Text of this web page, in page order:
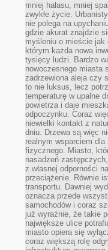
mniej hałasu, mniej
zwykłe życie.
nie polega na
gdzie akurat znajdzie
myśleniu o mieście jak
którym każda nowa
tysięcy ludzi. Bardzo
nowoczesnego miasta
zadrzewiona aleja czy
to nie luksus, lecz
temperaturę w upalne
powietrza i daje
odpoczynku. Coraz
niewielki kontakt z
dniu. Drzewa są więc
realnym wsparciem
fizycznego. Miasto,
nasadzeń
z własnej odporności
przeciążenie. Równie
transportu. Dawniej
oznacza przede
samochodów i coraz
już wyraźnie, że takie
największe ulice
miasto opiera się
coraz większą rolę